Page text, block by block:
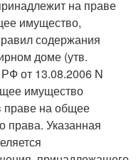
на праве
имущество,
содержания
доме (утв.
от 13.08.2006 N
имущество
праве на общее
права. Указанная